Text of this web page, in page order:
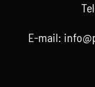
E-mail: